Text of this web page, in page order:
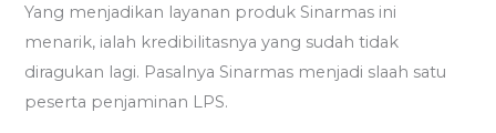
Yang menjadikan layanan produk Sinarmas ini
menarik, ialah kredibilitasnya yang sudah tidak
diragukan lagi. Pasalnya Sinarmas menjadi slaah satu
peserta penjaminan LPS.